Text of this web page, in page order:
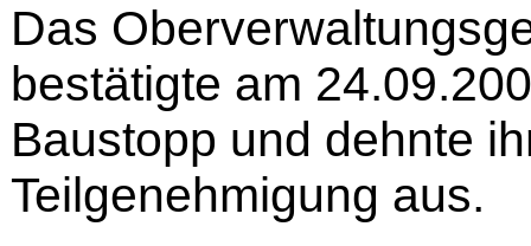
Das
bestätigte am
Baustopp und dehnte
Teilgenehmigung aus.